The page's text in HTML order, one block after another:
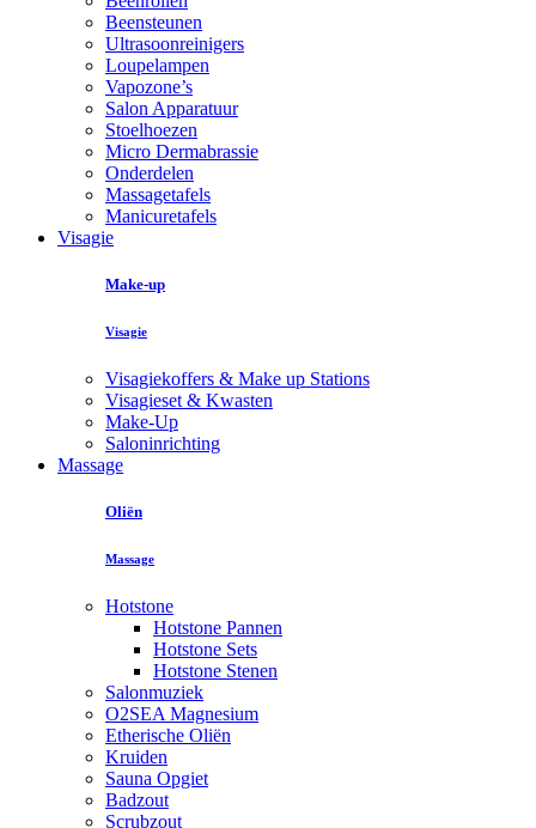
Beensteunen
Ultrasoonreinigers
Loupelampen
Vapozone’s
Salon Apparatuur
Stoelhoezen
Micro Dermabrassie
Onderdelen
Massagetafels
Manicuretafels
Visagie
Make-up
Visagie
Visagiekoffers & Make up Stations
Visagieset & Kwasten
Make-Up
Saloninrichting
Massage
Oliën
Massage
Hotstone
Hotstone Pannen
Hotstone Sets
Hotstone Stenen
Salonmuziek
O2SEA Magnesium
Etherische Oliën
Kruiden
Sauna Opgiet
Badzout
Scrubzout